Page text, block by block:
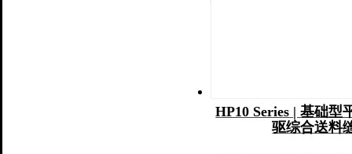
HP10 Series | 基础型
驱综合送料